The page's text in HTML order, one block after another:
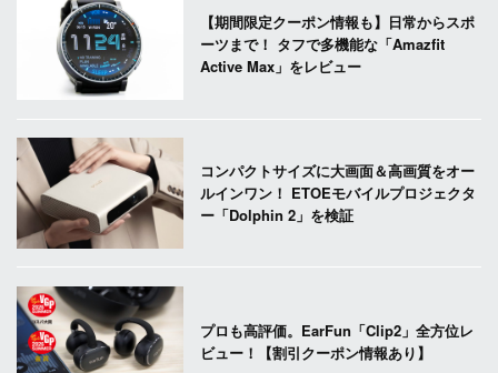
【期間限定クーポン情報も】日常からスポ
ーツまで！ タフで多機能な「Amazfit
Active Max」をレビュー
コンパクトサイズに大画面＆高画質をオー
ルインワン！ ETOEモバイルプロジェクタ
ー「Dolphin 2」を検証
プロも高評価。EarFun「Clip2」全方位レ
ビュー！【割引クーポン情報あり】